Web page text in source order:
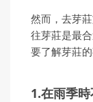
然而，去芽
往芽莊是最
要了解芽莊的
1.在雨季